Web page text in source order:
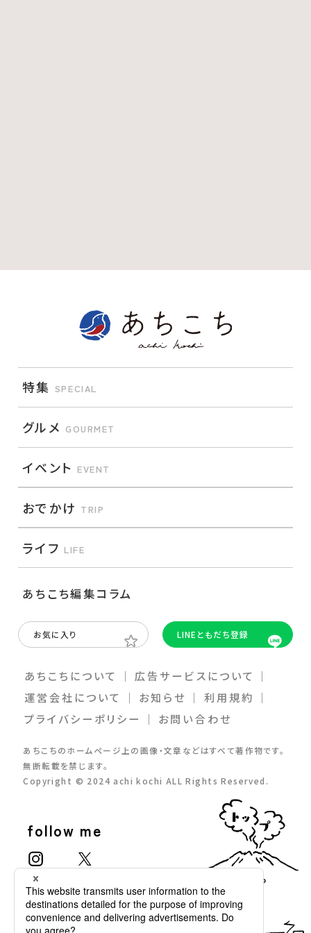
特集 SPECIAL
グルメ GOURMET
イベント EVENT
おでかけ TRIP
ライフ LIFE
あちこち編集コラム
お気に入り LINEともだち登録
あちこちについて ｜ 広告サービスについて
｜
運営会社について
｜ お知らせ ｜ 利⽤規約
｜
プライバシーポリシー
｜ お問い合わせ
あちこちのホームページ上の画像・⽂章などはすべて著作物です。
無断転載を禁じます。
Copyright © 2024 achi kochi ALL Rights Reserved.
follow me
TOP